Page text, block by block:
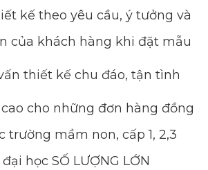
kế theo yêu cầu, ý tưởng và
của khách hàng khi đặt mẫu
thiết kế chu đáo, tận tình
cho những đơn hàng đồng
trường mầm non, cấp 1, 2,3
học SỐ LƯỢNG LỚN